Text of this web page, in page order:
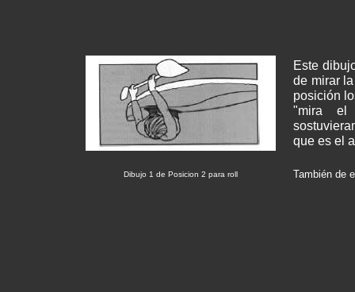
Este
de mirar
posición
"mira el
que es el
Dibujo 1 de Posicion 2 para roll También de